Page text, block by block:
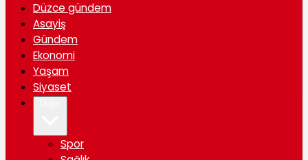
Düzce gündem
Asayiş
Gündem
Ekonomi
Yaşam
Siyaset
Spor